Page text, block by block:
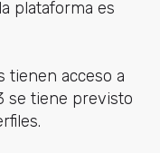
plataforma es
tienen acceso a
se tiene previsto